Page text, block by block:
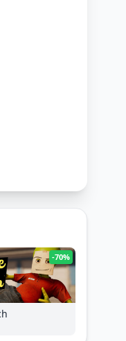
-70%